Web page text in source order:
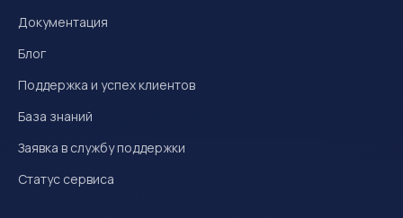
Документация
Блог
Поддержка и успех клиентов
База знаний
Заявка в службу поддержки
Статус сервиса